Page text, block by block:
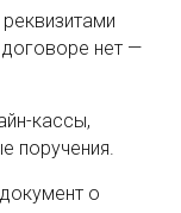
нет —
кассы,
поручения.
о